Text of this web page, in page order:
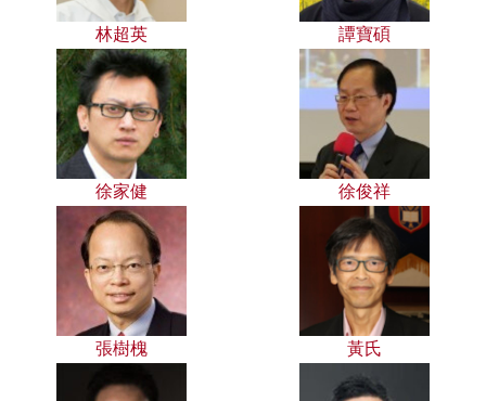
林超英 譚寶碩
徐家健 徐俊祥
張樹槐 黃氏